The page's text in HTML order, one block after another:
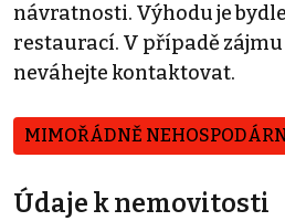
návratnosti. Výhodu je
restaurací. V případě
neváhejte kontaktovat.
MIMOŘÁDNĚ
Údaje k nemovitosti